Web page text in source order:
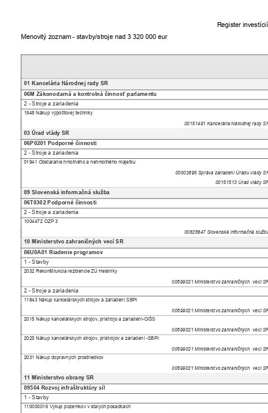
Register
Menovitý zoznam - stavby/stroje nad 3 320 000 eur
01 Kancelária Národnej rady SR
06M Zákonodarná a kontrolná činnosť parlamentu
2 - Stroje a zariadenia
1948 Nákup výpočtovej techniky
00151491 Kancelária Národnej rady
03 Úrad vlády SR
06P0201 Podporné činnosti
2 - Stroje a zariadenia
01941 Obstaranie hmotného a nehmotného majetku
00002895 Správa zariadení Úradu vlády
00151513 Úrad vlády
09 Slovenská informačná služba
06T0302 Podporné činnosti
2 - Stroje a zariadenia
1004472 OZP 3
00826847 Slovenská informačná
10 Ministerstvo zahraničných vecí SR
06U0A01 Riadenie programov
1 - Stavby
2032 Rekonštrukcia rezidencie ZÚ Helsinky
00699021 Ministerstvo zahraničných vecí
2 - Stroje a zariadenia
11843 Nákup kancelárskych strojov a zariadení SBPI
00699021 Ministerstvo zahraničných vecí
00699021 Ministerstvo zahraničných vecí
00699021 Ministerstvo zahraničných vecí
00699021 Ministerstvo zahraničných vecí
2015 Nákup kancelárskych strojov, prístrojo a zariadení-OIŠS
2025 Nákup kancelárskych strojov, prístrojov a zariadení -SBPI
2031 Nákup dopravných prostriedkov
11 Ministerstvo obrany SR
09504 Rozvoj infraštruktúry síl
1 - Stavby
110000016 Vykup pozemkov v stalych posadkach